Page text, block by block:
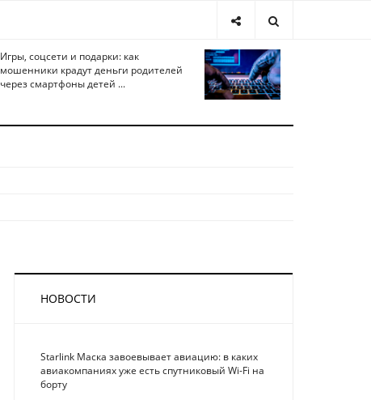
Игры, соцсети и подарки: как
мошенники крадут деньги родителей
через смартфоны детей ...
НОВОСТИ
Starlink Маска завоевывает авиацию: в каких
авиакомпаниях уже есть спутниковый Wi-Fi на
борту